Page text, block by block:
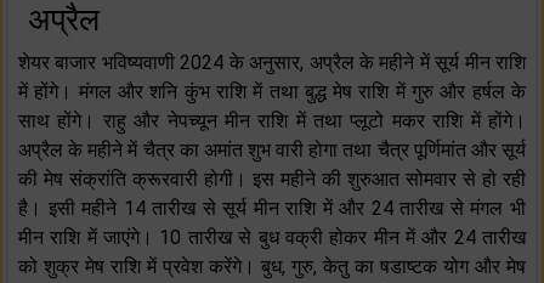
अप्रैल
शेयर बाजार भविष्यवाणी 2024 के अनुसार, अप्रैल के महीने में सूर्य मीन राशि
में होंगे। मंगल और शनि कुंभ राशि में तथा बुद्ध मेष राशि में गुरु और हर्षल के
साथ होंगे। राहु और नेपच्यून मीन राशि में तथा प्लूटो मकर राशि में होंगे।
अप्रैल के महीने में चैत्र का अमांत शुभ वारी होगा तथा चैत्र पूर्णिमांत और सूर्य
की मेष संक्रांति क्रूरवारी होगी। इस महीने की शुरुआत सोमवार से हो रही
है। इसी महीने 14 तारीख से सूर्य मीन राशि में और 24 तारीख से मंगल भी
मीन राशि में जाएंगे। 10 तारीख से बुध वक्री होकर मीन में और 24 तारीख
को शुक्र मेष राशि में प्रवेश करेंगे। बुध, गुरु, केतु का षडाष्टक योग और मेष